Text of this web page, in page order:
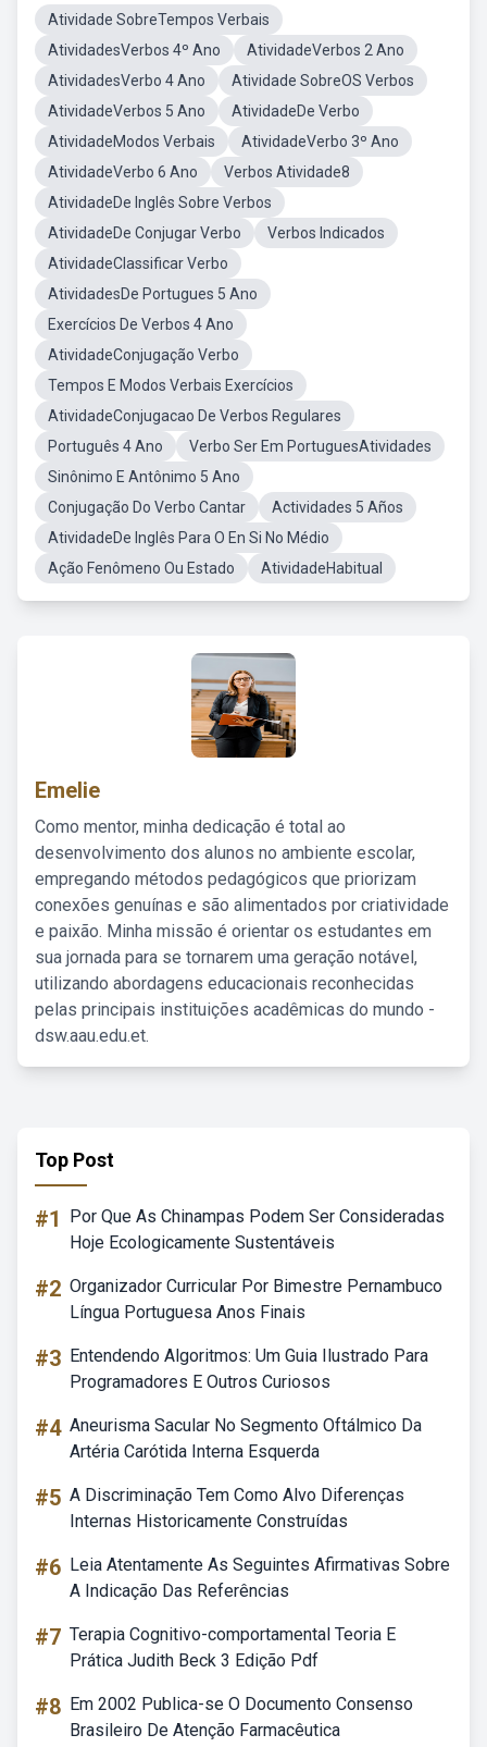
Atividade SobreTempos Verbais
AtividadesVerbos 4º Ano
AtividadeVerbos 2 Ano
AtividadesVerbo 4 Ano
Atividade SobreOS Verbos
AtividadeVerbos 5 Ano
AtividadeDe Verbo
AtividadeModos Verbais
AtividadeVerbo 3º Ano
AtividadeVerbo 6 Ano
Verbos Atividade8
AtividadeDe Inglês Sobre Verbos
AtividadeDe Conjugar Verbo
Verbos Indicados
AtividadeClassificar Verbo
AtividadesDe Portugues 5 Ano
Exercícios De Verbos 4 Ano
AtividadeConjugação Verbo
Tempos E Modos Verbais Exercícios
AtividadeConjugacao De Verbos Regulares
Português 4 Ano
Verbo Ser Em PortuguesAtividades
Sinônimo E Antônimo 5 Ano
Conjugação Do Verbo Cantar
Actividades 5 Años
AtividadeDe Inglês Para O En Si No Médio
Ação Fenômeno Ou Estado
AtividadeHabitual
Emelie
Como mentor, minha dedicação é total ao
desenvolvimento dos alunos no ambiente escolar,
empregando métodos pedagógicos que priorizam
conexões genuínas e são alimentados por criatividade
e paixão. Minha missão é orientar os estudantes em
sua jornada para se tornarem uma geração notável,
utilizando abordagens educacionais reconhecidas
pelas principais instituições acadêmicas do mundo -
dsw.aau.edu.et.
Top Post
#1
Por Que As Chinampas Podem Ser Consideradas
Hoje Ecologicamente Sustentáveis
#2 Organizador Curricular Por Bimestre Pernambuco
Língua Portuguesa Anos Finais
#3 Entendendo Algoritmos: Um Guia Ilustrado Para
Programadores E Outros Curiosos
#4 Aneurisma Sacular No Segmento Oftálmico Da
Artéria Carótida Interna Esquerda
#5 A Discriminação Tem Como Alvo Diferenças
Internas Historicamente Construídas
#6 Leia Atentamente As Seguintes Afirmativas Sobre
A Indicação Das Referências
#7 Terapia Cognitivo-comportamental Teoria E
Prática Judith Beck 3 Edição Pdf
#8 Em 2002 Publica-se O Documento Consenso
Brasileiro De Atenção Farmacêutica